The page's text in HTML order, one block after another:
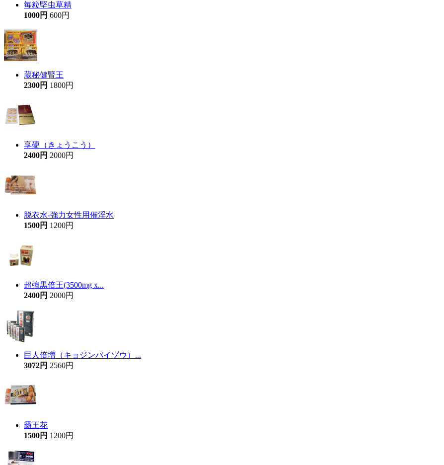
毎粒堅虫草精
1000円 600円
蔵秘健腎王
2300円 1800円
享硬（きょうこう）
2400円 2000円
脱衣水-強力女性用催淫水
1500円 1200円
超強黒倍王(3500mg x...
2400円 2000円
巨人倍増（キョジンバイゾウ）...
3072円 2560円
霸王花
1500円 1200円